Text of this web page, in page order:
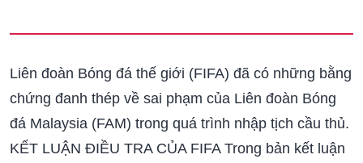
Liên đoàn Bóng đá thế giới (FIFA) đã có những bằng
chứng đanh thép về sai phạm của Liên đoàn Bóng
đá Malaysia (FAM) trong quá trình nhập tịch cầu thủ.
KẾT LUẬN ĐIỀU TRA CỦA FIFA Trong bản kết luận